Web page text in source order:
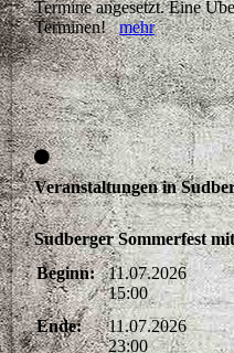
Termine angesetzt. Eine
Terminen!mehr
Veranstaltungen in
Sudberger Sommerfest
Beginn:
11.07.2026
15:00
Ende:
11.07.2026
23:00